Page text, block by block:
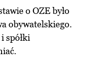
o OZE było
obywatelskiego.
spółki